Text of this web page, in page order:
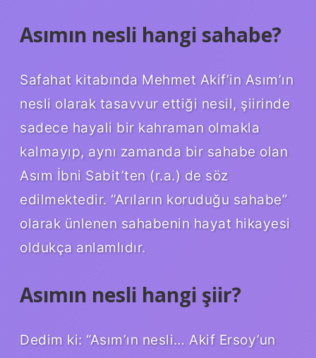
Asımın nesli hangi sahabe?
Safahat kitabında Mehmet Akif’in Asım’ın
nesli olarak tasavvur ettiği nesil, şiirinde
sadece hayali bir kahraman olmakla
kalmayıp, aynı zamanda bir sahabe olan
Asım İbni Sabit’ten (r.a.) de söz
edilmektedir. “Arıların koruduğu sahabe”
olarak ünlenen sahabenin hayat hikayesi
oldukça anlamlıdır.
Asımın nesli hangi şiir?
Dedim ki: “Asım’ın nesli… Akif Ersoy’un